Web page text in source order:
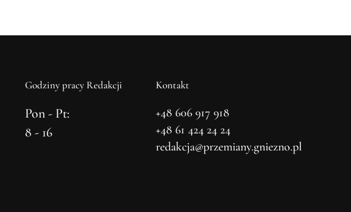
Godziny pracy Redakcji
Pon - Pt:
8 - 16
Kontakt
+48 606 917 918
+48 61 424 24 24
redakcja@przemiany.gniezno.pl